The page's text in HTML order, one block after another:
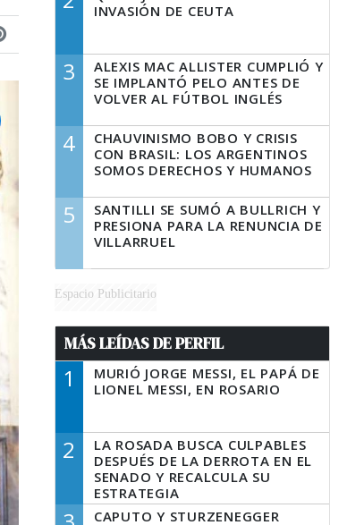
TIENE QUE HACER"
INVASIÓN DE CEUTA
3
ALEXIS MAC ALLISTER CUMPLIÓ Y
SE IMPLANTÓ PELO ANTES DE
VOLVER AL FÚTBOL INGLÉS
4
CHAUVINISMO BOBO Y CRISIS
CON BRASIL: LOS ARGENTINOS
SOMOS DERECHOS Y HUMANOS
5
SANTILLI SE SUMÓ A BULLRICH Y
PRESIONA PARA LA RENUNCIA DE
VILLARRUEL
Espacio Publicitario
MÁS LEÍDAS DE PERFIL
1
MURIÓ JORGE MESSI, EL PAPÁ DE
LIONEL MESSI, EN ROSARIO
2
LA ROSADA BUSCA CULPABLES
DESPUÉS DE LA DERROTA EN EL
SENADO Y RECALCULA SU
ESTRATEGIA
CAPUTO Y STURZENEGGER